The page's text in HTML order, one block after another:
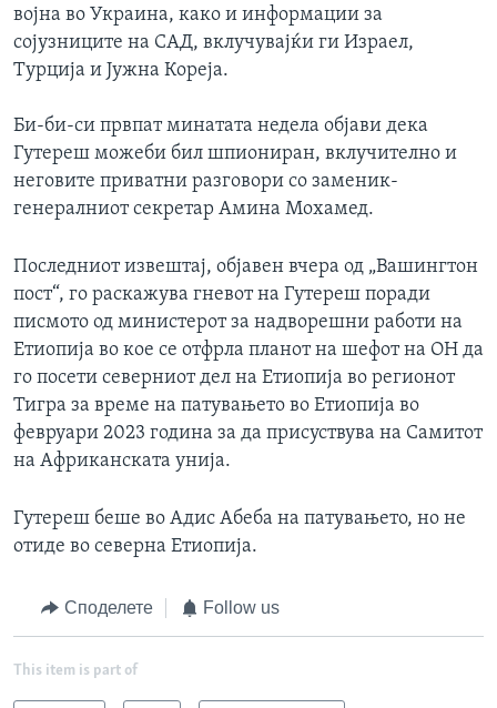
војна во Украина, како и информации за
сојузниците на САД, вклучувајќи ги Израел,
Турција и Јужна Кореја.
Би-би-си првпат минатата недела објави дека
Гутереш можеби бил шпиониран, вклучително и
неговите приватни разговори со заменик-
генералниот секретар Амина Мохамед.
Последниот извештај, објавен вчера од „Вашингтон
пост“, го раскажува гневот на Гутереш поради
писмото од министерот за надворешни работи на
Етиопија во кое се отфрла планот на шефот на ОН да
го посети северниот дел на Етиопија во регионот
Тигра за време на патувањето во Етиопија во
февруари 2023 година за да присуствува на Самитот
на Африканската унија.
Гутереш беше во Адис Абеба на патувањето, но не
отиде во северна Етиопија.
Споделете Follow us
This item is part of